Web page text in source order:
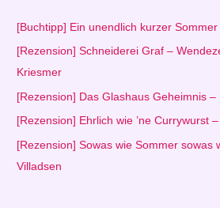
n
n
a
c
[Buchtipp] Ein unendlich kurzer
[Rezension] Schneiderei Graf –
Kriesmer
[Rezension] Das Glashaus Geheimnis
[Rezension] Ehrlich wie ’ne Currywurst
[Rezension] Sowas wie Sommer sowas
Villadsen